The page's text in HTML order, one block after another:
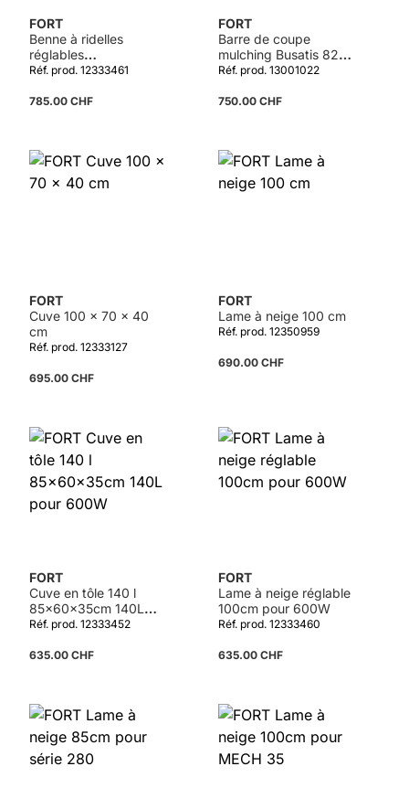
FORT
Benne à ridelles
réglables
75x65x25cm pour
Réf. prod. 12333461
785.00 CHF
FORT
Barre de coupe
mulching Busatis 82
cm
Réf. prod. 13001022
750.00 CHF
FORT
Cuve 100 x 70 x 40
cm
Réf. prod. 12333127
695.00 CHF
FORT
Lame à neige 100 cm
Réf. prod. 12350959
690.00 CHF
FORT
Cuve en tôle 140 l
85x60x35cm 140L
pour 600W
Réf. prod. 12333452
635.00 CHF
FORT
Lame à neige réglable
100cm pour 600W
Réf. prod. 12333460
635.00 CHF